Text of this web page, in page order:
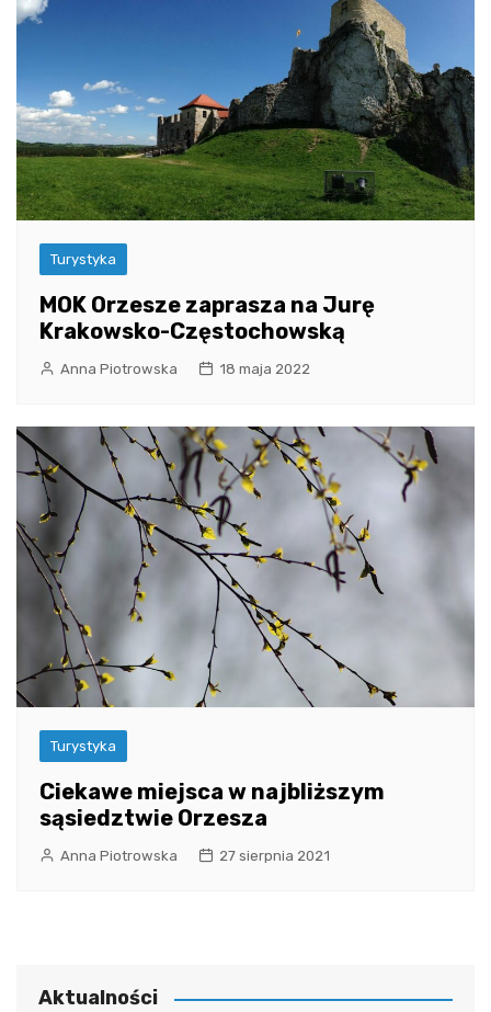
Turystyka
MOK Orzesze zaprasza na Jurę
Krakowsko-Częstochowską
Anna Piotrowska 18 maja 2022
Turystyka
Ciekawe miejsca w najbliższym
sąsiedztwie Orzesza
Anna Piotrowska 27 sierpnia 2021
Aktualności